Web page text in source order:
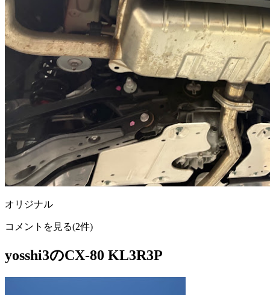
オリジナル
コメントを見る(2件)
yosshi3のCX-80 KL3R3P